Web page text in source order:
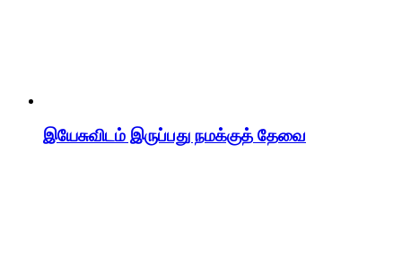
இயேசுவிடம் இருப்பது நமக்குத் தேவை